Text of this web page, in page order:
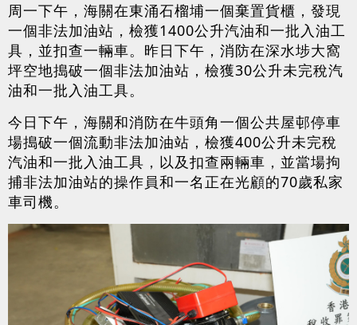
周一下午，海關在東涌石榴埔一個棄置貨櫃，發現
一個非法加油站，檢獲1400公升汽油和一批入油工
具，並扣查一輛車。昨日下午，消防在深水埗大窩
坪空地搗破一個非法加油站，檢獲30公升未完稅汽
油和一批入油工具。
今日下午，海關和消防在牛頭角一個公共屋邨停車
場搗破一個流動非法加油站，檢獲400公升未完稅
汽油和一批入油工具，以及扣查兩輛車，並當場拘
捕非法加油站的操作員和一名正在光顧的70歲私家
車司機。